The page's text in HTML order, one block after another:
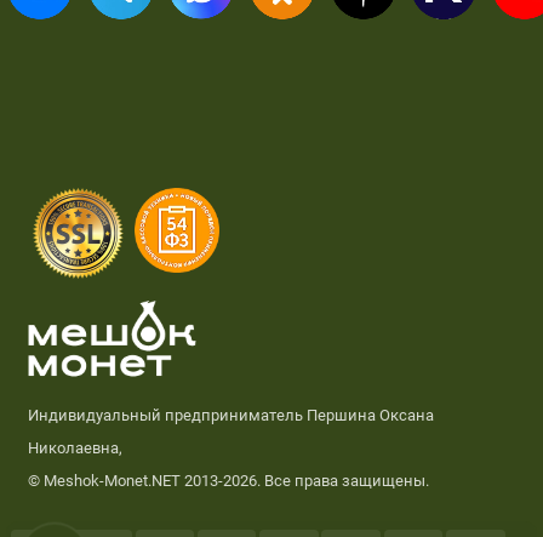
Индивидуальный предприниматель Першина Оксана
Николаевна,
© Meshok-Monet.NET 2013-2026. Все права защищены.